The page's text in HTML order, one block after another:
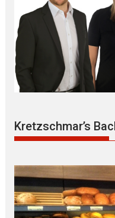
Kretzschmar’s